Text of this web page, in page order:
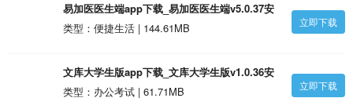
易加医医生端app下载_易加医医生端v5.0.37安
卓版
类型：便捷生活 | 144.61MB 立即下载
文库大学生版app下载_文库大学生版v1.0.36安
卓版
类型：办公考试 | 61.71MB 立即下载